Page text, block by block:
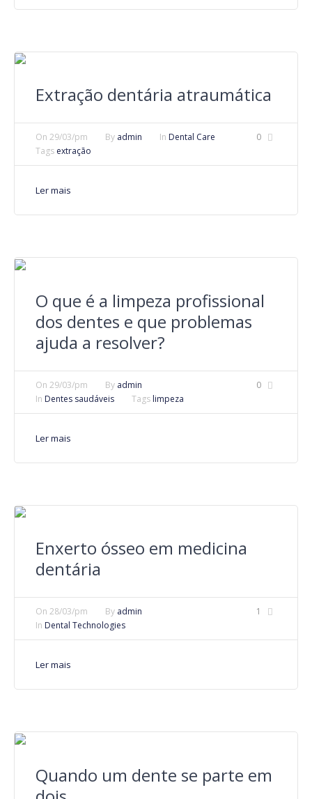
Extração dentária atraumática
0
On 29/03/pm By admin In Dental Care
Tags extração
Ler mais
O que é a limpeza profissional
dos dentes e que problemas
ajuda a resolver?
0
On 29/03/pm By admin
In Dentes saudáveis Tags limpeza
Ler mais
Enxerto ósseo em medicina
dentária
1
On 28/03/pm By admin
In Dental Technologies
Ler mais
Quando um dente se parte em